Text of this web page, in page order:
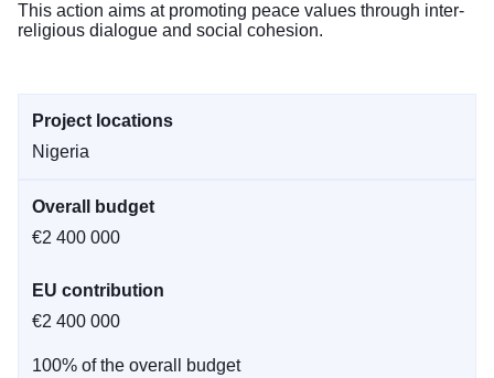
This action aims at promoting peace values through inter-
religious dialogue and social cohesion.
Project locations
Nigeria
Overall budget
€2 400 000
EU contribution
€2 400 000
100% of the overall budget